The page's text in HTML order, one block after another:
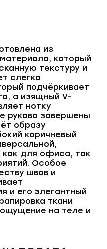
из
который
текстуру и
слегка
подчёркивает
а изящный V-
нотку
рукава завершены
образу
коричневый
для офиса, так
Особое
швов и
и его элегантный
ткани
на теле и